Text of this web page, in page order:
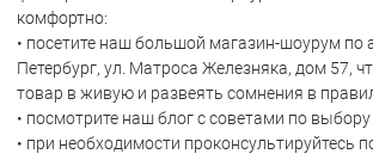
комфортно:
• посетите наш большой магазин-шоурум по
Петербург, ул. Матроса Железняка, дом 57,
товар в живую и развеять сомнения в
• посмотрите наш блог с советами по
• при необходимости проконсультируйтесь